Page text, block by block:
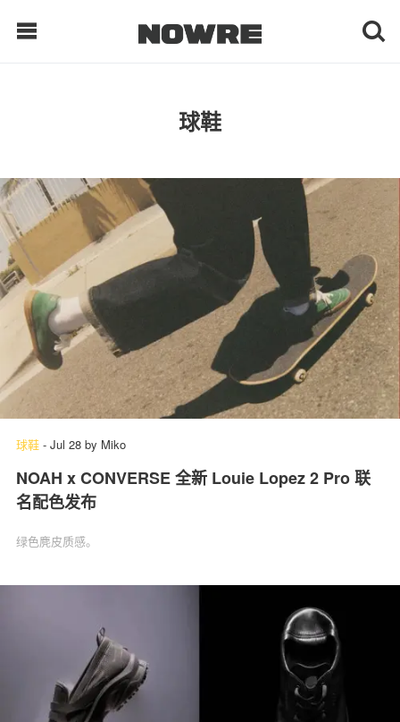
每日鲜榨
每日栏目
时 尚
球 鞋
生 活
科 技
球鞋
球鞋 - Jul 28 by Miko
NOAH x CONVERSE 全新 Louie Lopez 2 Pro 联
名配色发布
绿色麂皮质感。